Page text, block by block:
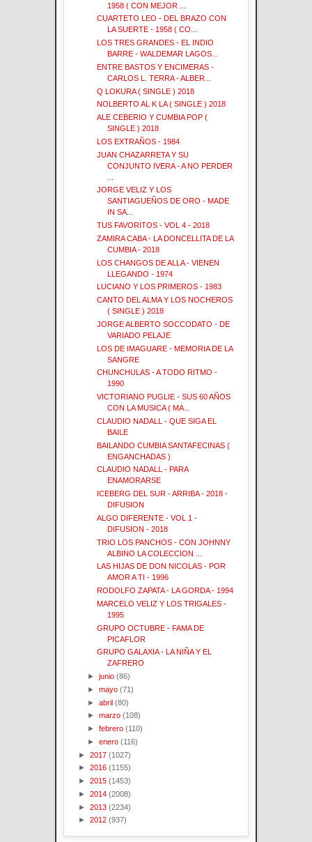
1958 ( CON MEJOR ...
CUARTETO LEO - DEL BRAZO CON
LA SUERTE - 1958 ( CO...
LOS TRES GRANDES - EL INDIO
BARRE - WALDEMAR LAGOS...
ENTRE BASTOS Y ENCIMERAS -
CARLOS L. TERRA - ALBER...
Q LOKURA ( SINGLE ) 2018
NOLBERTO AL K LA ( SINGLE ) 2018
ALE CEBERIO Y CUMBIA POP (
SINGLE ) 2018
LOS EXTRAÑOS - 1984
JUAN CHAZARRETA Y SU
CONJUNTO IVERA - A NO PERDER
JORGE VELIZ Y LOS
SANTIAGUEÑOS DE ORO - MADE
IN SA...
TUS FAVORITOS - VOL 4 - 2018
ZAMIRA CABA - LA DONCELLITA DE LA
CUMBIA - 2018
LOS CHANGOS DE ALLA - VIENEN
LLEGANDO - 1974
LUCIANO Y LOS PRIMEROS - 1983
CANTO DEL ALMA Y LOS NOCHEROS
( SINGLE ) 2018
JORGE ALBERTO SOCCODATO - DE
VARIADO PELAJE
LOS DE IMAGUARE - MEMORIA DE LA
SANGRE
CHUNCHULAS - A TODO RITMO -
1990
VICTORIANO PUGLIE - SUS 60 AÑOS
CON LA MUSICA ( MA...
CLAUDIO NADALL - QUE SIGA EL
BAILE
BAILANDO CUMBIA SANTAFECINAS (
ENGANCHADAS )
CLAUDIO NADALL - PARA
ENAMORARSE
ICEBERG DEL SUR - ARRIBA - 2018 -
DIFUSION
ALGO DIFERENTE - VOL 1 -
DIFUSION - 2018
TRIO LOS PANCHOS - CON JOHNNY
ALBINO LA COLECCION ...
LAS HIJAS DE DON NICOLAS - POR
AMOR A TI - 1996
RODOLFO ZAPATA - LA GORDA - 1994
MARCELO VELIZ Y LOS TRIGALES -
1995
GRUPO OCTUBRE - FAMA DE
PICAFLOR
GRUPO GALAXIA - LA NIÑA Y EL
ZAFRERO
►junio (86)
►mayo (71)
►abril (80)
►marzo (108)
►febrero (110)
►enero (116)
► 2017 (1027)
► 2016 (1155)
► 2015 (1453)
► 2014 (2008)
► 2013 (2234)
► 2012 (937)